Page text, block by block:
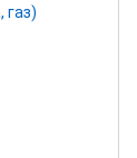
газ)